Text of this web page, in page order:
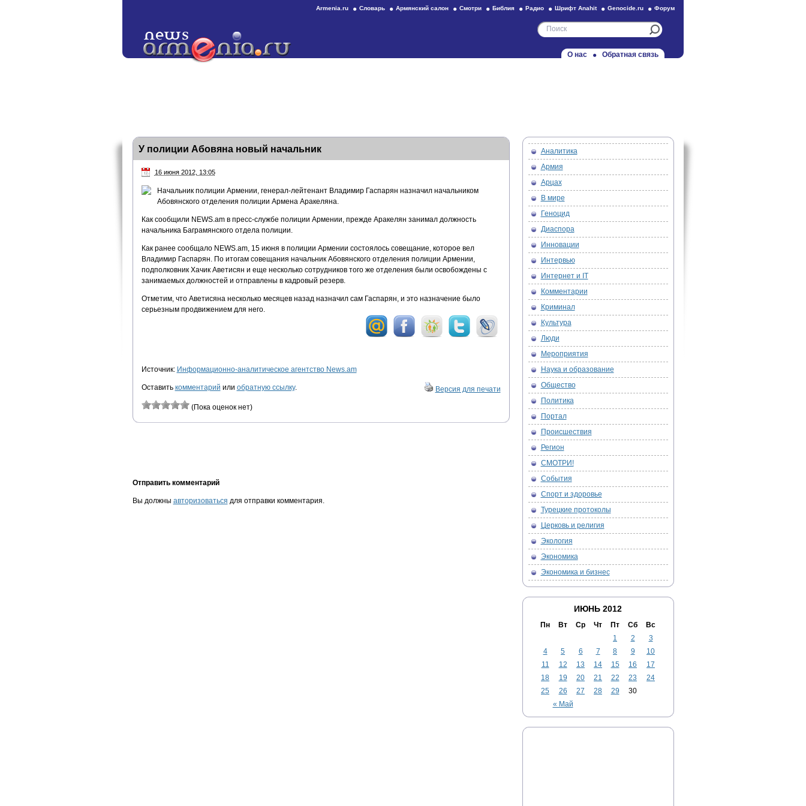
Armenia.ru Словарь Армянский салон Смотри Библия Радио Шрифт Anahit Genocide.ru Форум
О нас Обратная связь
У полиции Абовяна новый начальник
16 июня 2012, 13:05
Начальник полиции Армении, генерал-лейтенант Владимир Гаспарян назначил начальником
Абовянского отделения полиции Армена Аракеляна.
Как сообщили NEWS.am в пресс-службе полиции Армении, прежде Аракелян занимал должность
начальника Баграмянского отдела полиции.
Как ранее сообщало NEWS.am, 15 июня в полиции Армении состоялось совещание, которое вел
Владимир Гаспарян. По итогам совещания начальник Абовянского отделения полиции Армении,
подполковник Хачик Аветисян и еще несколько сотрудников того же отделения были освобождены с
занимаемых должностей и отправлены в кадровый резерв.
Отметим, что Аветисяна несколько месяцев назад назначил сам Гаспарян, и это назначение было
серьезным продвижением для него.
Источник: Информационно-аналитическое агентство News.am
Оставить комментарий или обратную ссылку. Версия для печати
(Пока оценок нет)
Отправить комментарий
Вы должны авторизоваться для отправки комментария.
Аналитика
Армия
Арцах
В мире
Геноцид
Диаспора
Инновации
Интервью
Интернет и IT
Комментарии
Криминал
Культура
Люди
Мероприятия
Наука и образование
Общество
Политика
Портал
Происшествия
Регион
СМОТРИ!
События
Спорт и здоровье
Турецкие протоколы
Церковь и религия
Экология
Экономика
Экономика и бизнес
ИЮНЬ 2012
Пн Вт Ср Чт Пт Сб Вс
« Май
1 2
3
4
5 6 7 8 9
10
11
12 13 14 15 16
17
18
19 20 21 22 23
24
25
26 27 28 29 30